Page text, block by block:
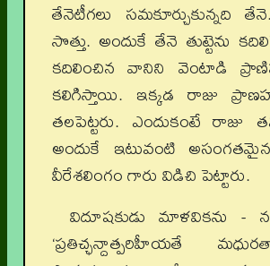
తేనెటీగలు సమకూర్చుకున్నది
సొత్తు. అందుకే తేనె తుట్టెను
కదిలించిన వానిని వెంటాడి
కలిగిస్తాయి. ఇక్కడ రాజు
తలపెట్టరు. ఎందుకంటే
అందుకే ఇటువంటి
వీరేశలింగం గారు విడిచి పెట్టారు.
విదూషకుడు మాళవికను -
‘ప్రతిచ్ఛన్దాత్పరిహీయతే